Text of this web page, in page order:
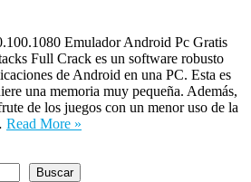
Emulador Android Pc Gratis
Full Crack es un software robusto
de Android en una PC. Esta es
una memoria muy pequeña. Además,
de los juegos con un menor uso de la
Read More »
Buscar